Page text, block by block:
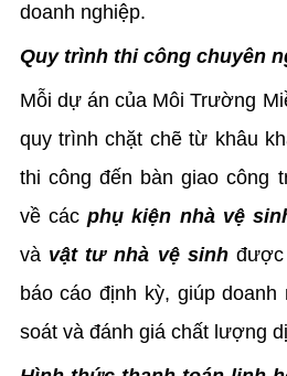
doanh nghiệp.
Quy trình thi công chuyên
Mỗi dự án của Môi Trường
quy trình chặt chẽ từ khâu
thi công đến bàn giao công
về cácphụ kiện nhà vệ
và vật tư nhà vệ sinhđược
báo cáo định kỳ, giúp doanh
soát và đánh giá chất lượng